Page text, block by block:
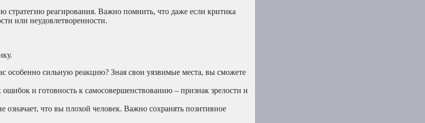
реагирования. Важно помнить, что даже если критика
или неудовлетворенности.
особенно сильную реакцию? Зная свои уязвимые места, вы сможете
и готовность к самосовершенствованию – признак зрелости и
означает, что вы плохой человек. Важно сохранять позитивное